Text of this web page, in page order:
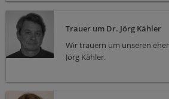
Trauer um Dr. Jörg Kähler
Wir trauern um unseren
Jörg Kähler.